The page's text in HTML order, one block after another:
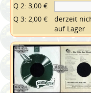
Q 2: 3,00 €
Q 3: 2,00 €
derzeit
auf Lager